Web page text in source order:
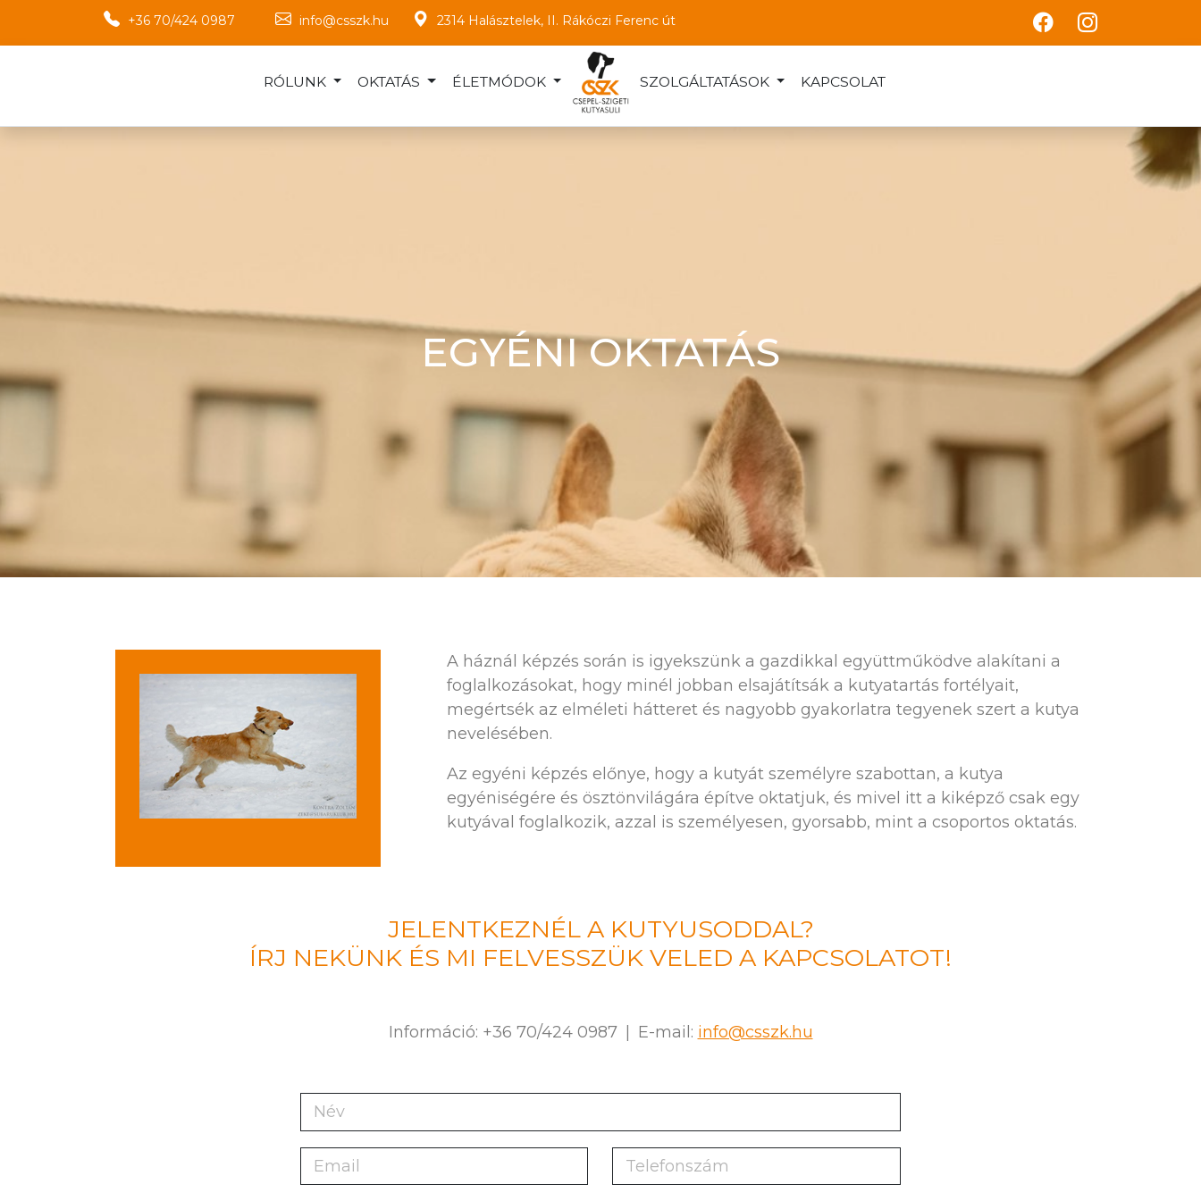
+36 70/424 0987 info@csszk.hu 2314 Halásztelek, II. Rákóczi Ferenc út
RÓLUNK OKTATÁS ÉLETMÓDOK SZOLGÁLTATÁSOK KAPCSOLAT
EGYÉNI OKTATÁS
A háznál képzés során is igyekszünk a gazdikkal együttműködve alakítani a
foglalkozásokat, hogy minél jobban elsajátítsák a kutyatartás fortélyait,
megértsék az elméleti hátteret és nagyobb gyakorlatra tegyenek szert a kutya
nevelésében.
Az egyéni képzés előnye, hogy a kutyát személyre szabottan, a kutya
egyéniségére és ösztönvilágára építve oktatjuk, és mivel itt a kiképző csak egy
kutyával foglalkozik, azzal is személyesen, gyorsabb, mint a csoportos oktatás.
JELENTKEZNÉL A KUTYUSODDAL?
ÍRJ NEKÜNK ÉS MI FELVESSZÜK VELED A KAPCSOLATOT!
Információ: +36 70/424 0987 E-mail: info@csszk.hu